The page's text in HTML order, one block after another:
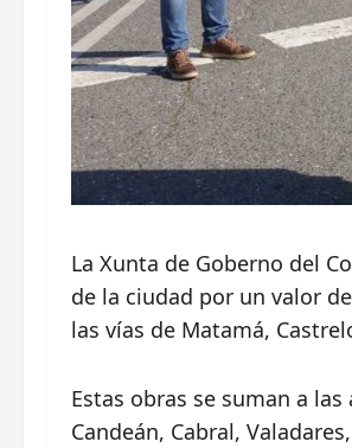
La Xunta de Goberno del
de la ciudad por un valor
las vías de Matamá,
Estas obras se suman a
Candeán, Cabral,